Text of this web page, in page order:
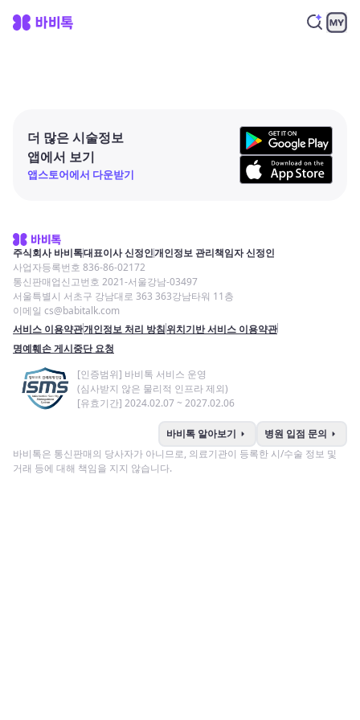
더 많은 시술정보
앱에서 보기
앱스토어에서 다운받기
주식회사 바비톡대표이사 신정인개인정보 관리책임자 신정인
사업자등록번호 836-86-02172
통신판매업신고번호 2021-서울강남-03497
서울특별시 서초구 강남대로 363 363강남타워 11층
이메일 cs@babitalk.com
서비스 이용약관개인정보 처리 방침위치기반 서비스 이용약관
명예훼손 게시중단 요청
[인증범위] 바비톡 서비스 운영
(심사받지 않은 물리적 인프라 제외)
[유효기간] 2024.02.07 ~ 2027.02.06
바비톡 알아보기 arrow_right 병원 입점 문의 arrow_right
바비톡은 통신판매의 당사자가 아니므로, 의료기관이 등록한 시/수술 정보 및
거래 등에 대해 책임을 지지 않습니다.